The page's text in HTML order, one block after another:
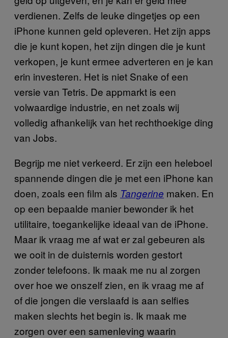
verdienen. Zelfs de leuke dingetjes op een
iPhone kunnen geld opleveren. Het zijn apps
die je kunt kopen, het zijn dingen die je kunt
verkopen, je kunt ermee adverteren en je kan
erin investeren. Het is niet Snake of een
versie van Tetris. De appmarkt is een
volwaardige industrie, en net zoals wij
volledig afhankelijk van het rechthoekige ding
van Jobs.
Begrijp me niet verkeerd. Er zijn een heleboel
spannende dingen die je met een iPhone kan
doen, zoals een film als Tangerine maken. En
op een bepaalde manier bewonder ik het
utilitaire, toegankelijke ideaal van de iPhone.
Maar ik vraag me af wat er zal gebeuren als
we ooit in de duisternis worden gestort
zonder telefoons. Ik maak me nu al zorgen
over hoe we onszelf zien, en ik vraag me af
of die jongen die verslaafd is aan selfies
maken slechts het begin is. Ik maak me
zorgen over een samenleving waarin